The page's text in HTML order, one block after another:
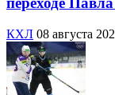
КХЛ 08 августа